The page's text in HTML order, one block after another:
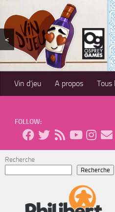
Skip to content
<
Vin d’jeu A propos Tous
FOLLOW:
Recherche
Recherche